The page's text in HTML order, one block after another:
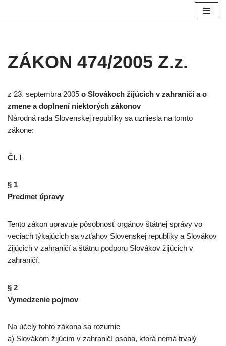
obsah
ZÁKON 474/2005 Z.z.
z 23. septembra 2005 o Slovákoch žijúcich v zahraničí a o
zmene a doplnení niektorých zákonov
Národná rada Slovenskej republiky sa uzniesla na tomto
zákone:
Čl. I
§ 1
Predmet úpravy
Tento zákon upravuje pôsobnosť orgánov štátnej správy vo
veciach týkajúcich sa vzťahov Slovenskej republiky a Slovákov
žijúcich v zahraničí a štátnu podporu Slovákov žijúcich v
zahraničí.
§ 2
Vymedzenie pojmov
Na účely tohto zákona sa rozumie
a) Slovákom žijúcim v zahraničí osoba, ktorá nemá trvalý